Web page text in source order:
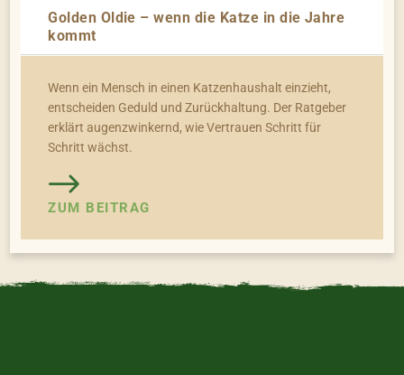
Golden Oldie – wenn die Katze in die Jahre
kommt
Wenn ein Mensch in einen Katzenhaushalt einzieht,
entscheiden Geduld und Zurückhaltung. Der Ratgeber
erklärt augenzwinkernd, wie Vertrauen Schritt für
Schritt wächst.
ZUM BEITRAG